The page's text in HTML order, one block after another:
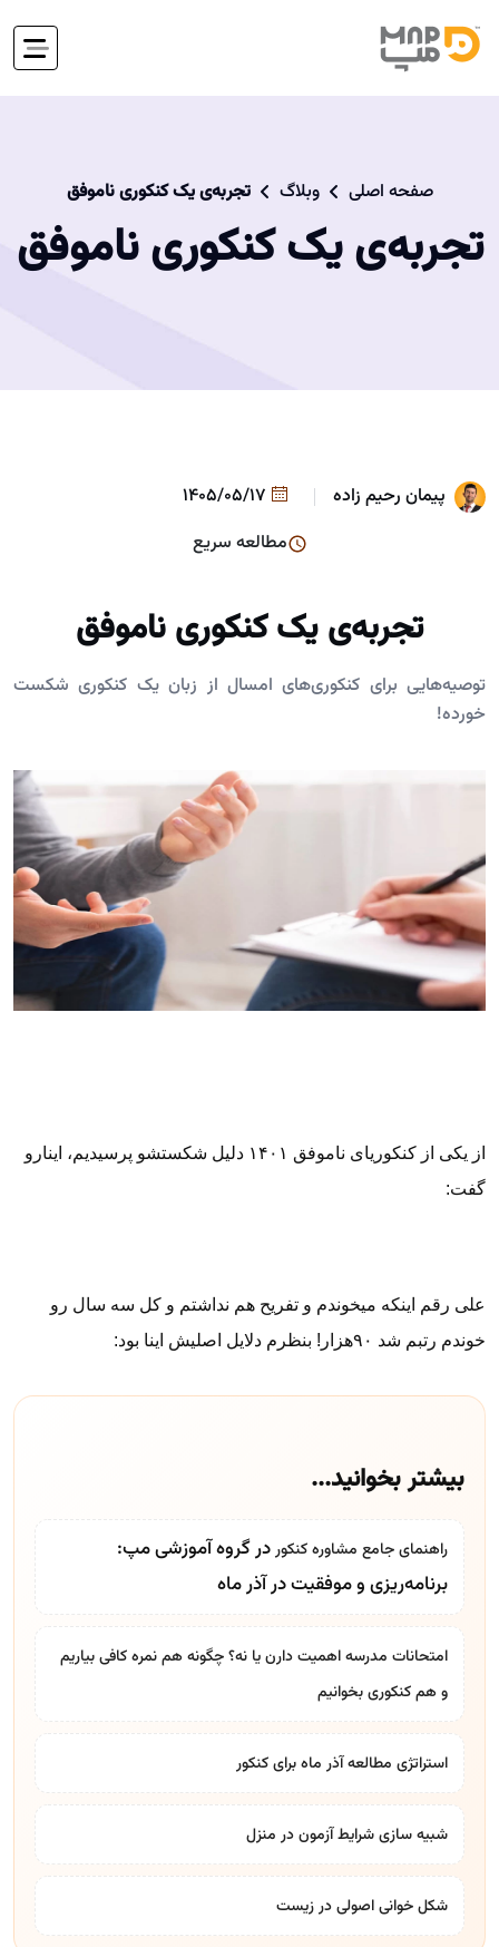
صفحه اصلی وبلاگ تجربه‌ی یک کنکوری ناموفق
تجربه‌ی یک کنکوری ناموفق
پیمان رحیم زاده
مطالعه سریع
تجربه‌ی یک کنکوری ناموفق
توصیه‌هایی برای کنکوری‌های امسال از زبان یک کنکوری شکست
خورده!
از یکی از کنکوریای ناموفق ۱۴۰۱ دلیل شکستشو پرسیدیم، اینارو
گفت:
علی رقم اینکه میخوندم و تفریح هم نداشتم و کل سه سال رو
خوندم رتبم شد ۹۰هزار! بنظرم دلایل اصلیش اینا بود:
بیشتر بخوانید...
راهنمای جامع مشاوره کنکوردر گروه آموزشی مپ:
برنامه‌ریزی و موفقیت در آذر ماه
امتحانات مدرسه اهمیت دارن یا نه؟ چگونه هم نمره کافی بیاریم
و هم کنکوری بخوانیم
استراتژی مطالعه آذر ماه برای کنکور
شبیه سازی شرایط آزمون در منزل
شکل خوانی اصولی در زیست